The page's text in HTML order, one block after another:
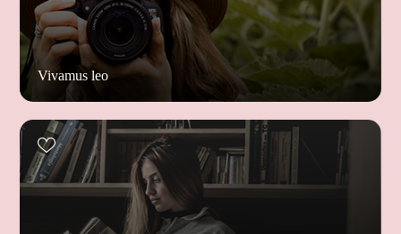
Vivamus leo